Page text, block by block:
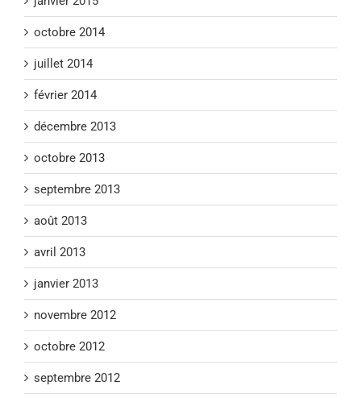
octobre 2014
juillet 2014
février 2014
décembre 2013
octobre 2013
septembre 2013
août 2013
avril 2013
janvier 2013
novembre 2012
octobre 2012
septembre 2012